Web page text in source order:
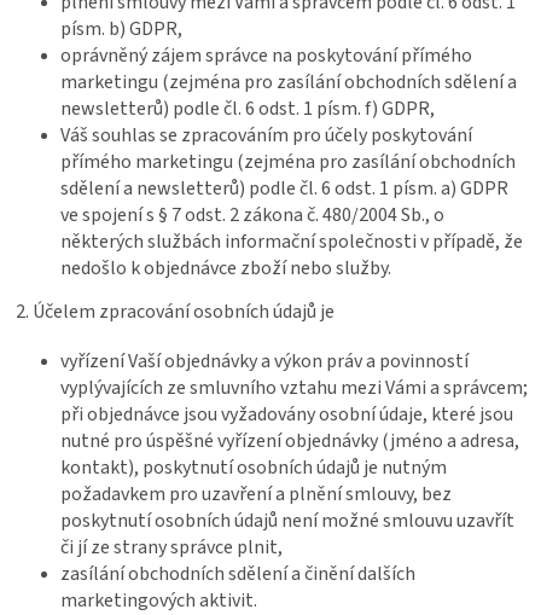
písm. b) GDPR,
oprávněný zájem správce na poskytování přímého
marketingu (zejména pro zasílání obchodních sdělení a
newsletterů) podle čl. 6 odst. 1 písm. f) GDPR,
Váš souhlas se zpracováním pro účely poskytování
přímého marketingu (zejména pro zasílání obchodních
sdělení a newsletterů) podle čl. 6 odst. 1 písm. a) GDPR
ve spojení s § 7 odst. 2 zákona č. 480/2004 Sb., o
některých službách informační společnosti v případě, že
nedošlo k objednávce zboží nebo služby.
2. Účelem zpracování osobních údajů je
vyřízení Vaší objednávky a výkon práv a povinností
vyplývajících ze smluvního vztahu mezi Vámi a správcem;
při objednávce jsou vyžadovány osobní údaje, které jsou
nutné pro úspěšné vyřízení objednávky (jméno a adresa,
kontakt), poskytnutí osobních údajů je nutným
požadavkem pro uzavření a plnění smlouvy, bez
poskytnutí osobních údajů není možné smlouvu uzavřít
či jí ze strany správce plnit,
zasílání obchodních sdělení a činění dalších
marketingových aktivit.